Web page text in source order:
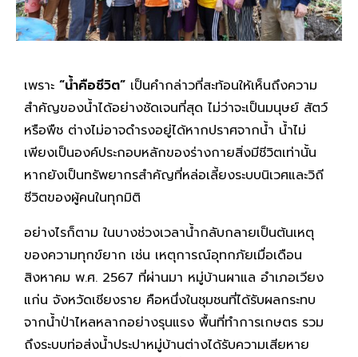
เพราะ “น้ำคือชีวิต” เป็นคำกล่าวที่สะท้อนให้เห็นถึงความ
สำคัญของน้ำได้อย่างชัดเจนที่สุด ไม่ว่าจะเป็นมนุษย์ สัตว์
หรือพืช ต่างไม่อาจดำรงอยู่ได้หากปราศจากน้ำ น้ำไม่
เพียงเป็นองค์ประกอบหลักของร่างกายสิ่งมีชีวิตเท่านั้น
หากยังเป็นทรัพยากรสำคัญที่หล่อเลี้ยงระบบนิเวศและวิถี
ชีวิตของผู้คนในทุกมิติ
อย่างไรก็ตาม ในบางช่วงเวลาน้ำกลับกลายเป็นต้นเหตุ
ของความทุกข์ยาก เช่น เหตุการณ์อุทกภัยเมื่อเดือน
สิงหาคม พ.ศ. 2567 ที่ผ่านมา หมู่บ้านผาแล อำเภอเวียง
แก่น จังหวัดเชียงราย คือหนึ่งในชุมชนที่ได้รับผลกระทบ
จากน้ำป่าไหลหลากอย่างรุนแรง พื้นที่ทำการเกษตร รวม
ถึงระบบท่อส่งน้ำประปาหมู่บ้านต่างได้รับความเสียหาย